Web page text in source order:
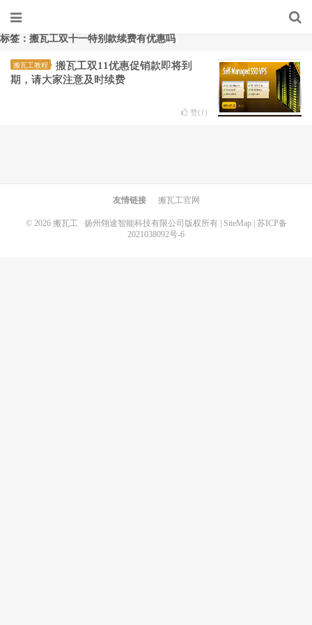
标签：搬瓦工双十一特别款续费有优惠吗
搬瓦工教程
搬瓦工双11优惠促销款即将到
期，请大家注意及时续费
赞(1 )
友情链接 搬瓦工官网
© 2026 搬瓦工扬州翎途智能科技有限公司版权所有 | SiteMap| 苏ICP备
2021038092号-6